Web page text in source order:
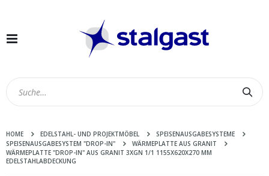
Navigation
HOME EDELSTAHL- UND PROJEKTMÖBEL
SPEISENAUSGABESYSTEME
SPEISENAUSGABESYSTEM "DROP-IN"
WÄRMEPLATTE AUS GRANIT
WÄRMEPLATTE "DROP-IN" AUS GRANIT 3XGN 1/1 1155X620X270 MM
EDELSTAHLABDECKUNG